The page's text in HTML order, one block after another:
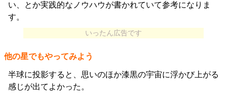
い、とか実践的なノウハウが書かれていて参考になりま
す。
いったん広告です
他の星でもやってみよう
半球に投影すると、思いのほか漆黒の宇宙に浮かび上がる
感じが出てよかった。